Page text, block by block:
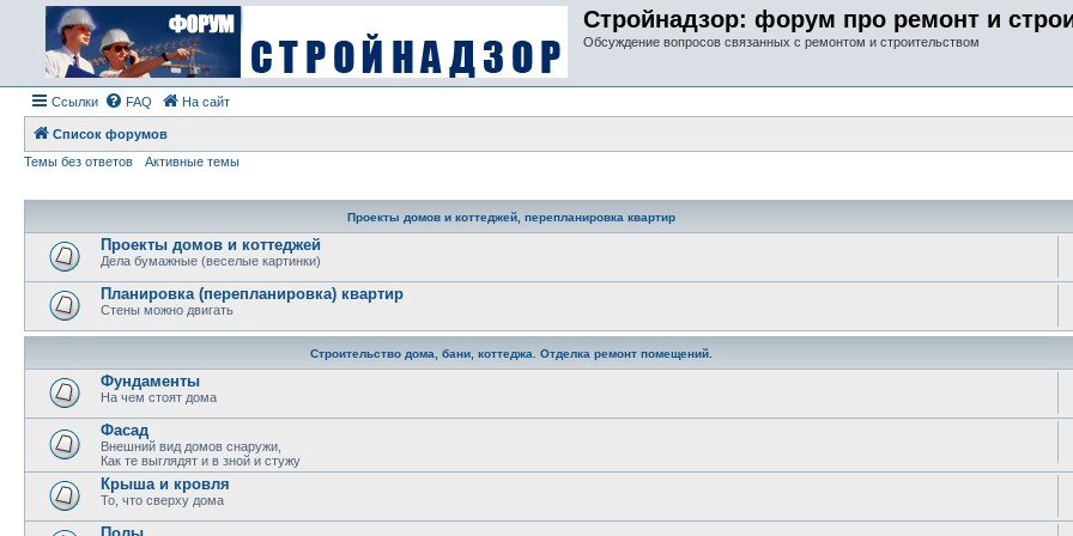
Стройнадзор: форум про ремонт и
Обсуждение вопросов связанных с ремонтом и строительством
Ссылки FAQ На сайт
Список форумов
Темы без ответов
Активные темы
Проекты домов и коттеджей, перепланировка квартир
Проекты домов и коттеджей
Дела бумажные (веселые картинки)
Планировка (перепланировка) квартир
Стены можно двигать
Строительство дома, бани, коттеджа. Отделка ремонт помещений.
Фундаменты
На чем стоят дома
Фасад
Внешний вид домов снаружи,
Как те выглядят и в зной и стужу
Крыша и кровля
То, что сверху дома
Полы